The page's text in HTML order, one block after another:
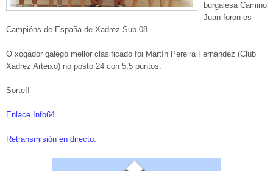
burgalesa Camino
Juan foron os
Campións de España de Xadrez Sub 08.
O xogador galego mellor clasificado foi Martín Pereira Fernández (Club
Xadrez Arteixo) no posto 24 con 5,5 puntos.
Sorte!!
Enlace Info64.
Retransmisión en directo.